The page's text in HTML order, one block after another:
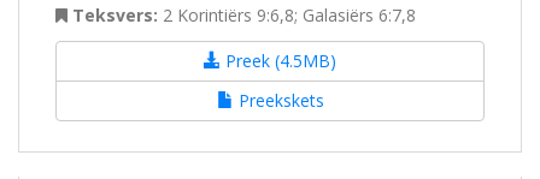
Teksvers: 2 Korintiërs 9:6,8; Galasiërs 6:7,8
Preek (4.5MB)
Preekskets